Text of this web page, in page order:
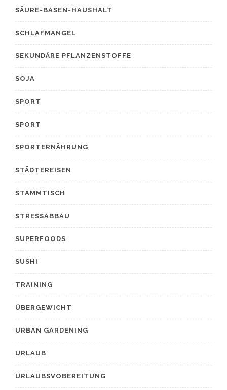
SÄURE-BASEN-HAUSHALT
SCHLAFMANGEL
SEKUNDÄRE PFLANZENSTOFFE
SOJA
SPORT
SPORT
SPORTERNÄHRUNG
STÄDTEREISEN
STAMMTISCH
STRESSABBAU
SUPERFOODS
SUSHI
TRAINING
ÜBERGEWICHT
URBAN GARDENING
URLAUB
URLAUBSVOBEREITUNG